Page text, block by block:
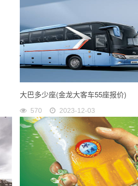
大巴多少座(金龙大客车55座报价)
570 2023-12-03